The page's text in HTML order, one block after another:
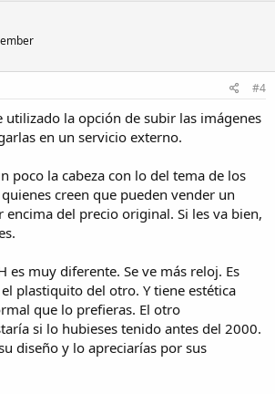
#4
utilizado la opción de subir las imágenes
en un servicio externo.
poco la cabeza con lo del tema de los
creen que pueden vender un
encima del precio original. Si les va bien,
es muy diferente. Se ve más reloj. Es
plastiquito del otro. Y tiene estética
que lo prefieras. El otro
si lo hubieses tenido antes del 2000.
diseño y lo apreciarías por sus